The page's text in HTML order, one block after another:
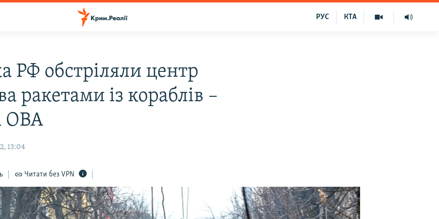
КТА
РУС
РФ обстріляли центр
ракетами із кораблів –
ОВА
13:04
Читати без VPN